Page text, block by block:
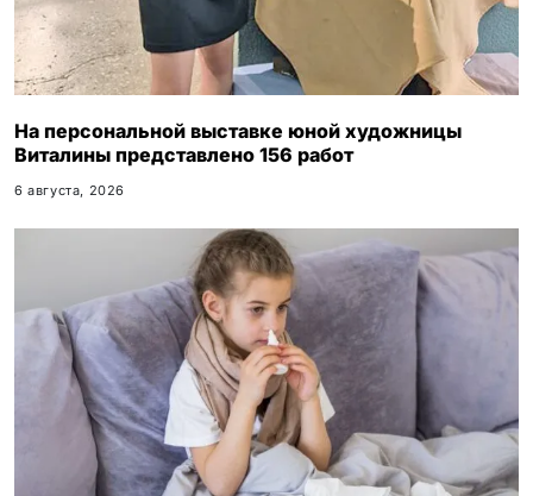
На персональной выставке юной художницы
Виталины представлено 156 работ
6 августа, 2026